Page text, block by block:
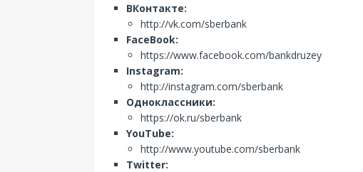
ВКонтакте:
http://vk.com/sberbank
FaceBook:
https://www.facebook.com/bankdruzey
Instagram:
http://instagram.com/sberbank
Одноклассники:
https://ok.ru/sberbank
YouTube:
http://www.youtube.com/sberbank
Twitter: